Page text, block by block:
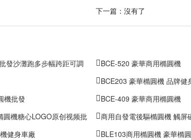
下一篇：沒有了
發沙灘跑多步幅跨距可調
BCE-520 豪華商用橢圓機
BCE203 豪華橢圓機 品牌
機批發
BCE-409 豪華商用橢圓機
機糖心LOGO原创视频批
商用自發電後驅橢圓機 觸屏
健身車廠
BLE103商用橢圓機 豪華橢